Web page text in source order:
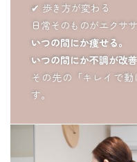
✔ 歩き方が変わる
日常そのものがエクサ
いつの間にか痩せる。
いつの間にか不調が改善
その先の「キレイで
す。